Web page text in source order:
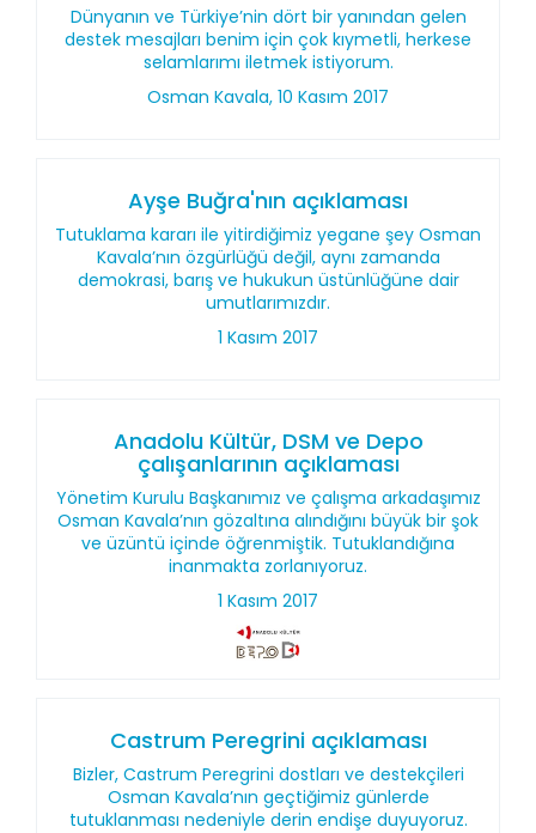
Dünyanın ve Türkiye’nin dört bir yanından gelen
destek mesajları benim için çok kıymetli, herkese
selamlarımı iletmek istiyorum.
Osman Kavala, 10 Kasım 2017
Ayşe Buğra'nın açıklaması
Tutuklama kararı ile yitirdiğimiz yegane şey Osman
Kavala’nın özgürlüğü değil, aynı zamanda
demokrasi, barış ve hukukun üstünlüğüne dair
umutlarımızdır.
1 Kasım 2017
Anadolu Kültür, DSM ve Depo
çalışanlarının açıklaması
Yönetim Kurulu Başkanımız ve çalışma arkadaşımız
Osman Kavala’nın gözaltına alındığını büyük bir şok
ve üzüntü içinde öğrenmiştik. Tutuklandığına
inanmakta zorlanıyoruz.
1 Kasım 2017
Castrum Peregrini açıklaması
Bizler, Castrum Peregrini dostları ve destekçileri
Osman Kavala’nın geçtiğimiz günlerde
tutuklanması nedeniyle derin endişe duyuyoruz.